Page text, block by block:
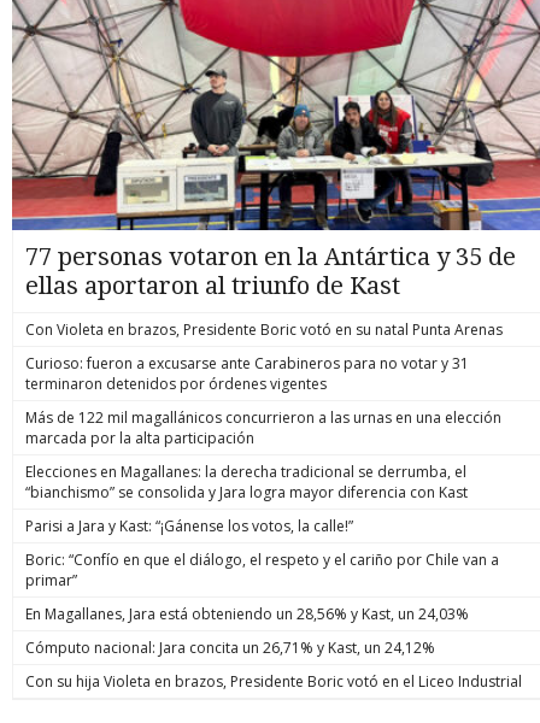
77 personas votaron en la Antártica y 35 de
ellas aportaron al triunfo de Kast
Con Violeta en brazos, Presidente Boric votó en su natal Punta Arenas
Curioso: fueron a excusarse ante Carabineros para no votar y 31
terminaron detenidos por órdenes vigentes
Más de 122 mil magallánicos concurrieron a las urnas en una elección
marcada por la alta participación
Elecciones en Magallanes: la derecha tradicional se derrumba, el
“bianchismo” se consolida y Jara logra mayor diferencia con Kast
Parisi a Jara y Kast: “¡Gánense los votos, la calle!”
Boric: “Confío en que el diálogo, el respeto y el cariño por Chile van a
primar”
En Magallanes, Jara está obteniendo un 28,56% y Kast, un 24,03%
Cómputo nacional: Jara concita un 26,71% y Kast, un 24,12%
Con su hija Violeta en brazos, Presidente Boric votó en el Liceo Industrial